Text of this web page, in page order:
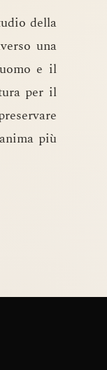
della
una
e il
per il
più